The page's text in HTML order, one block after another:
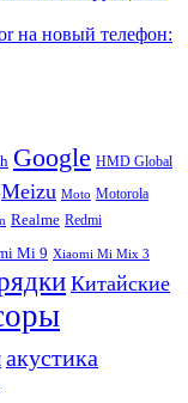
на новый телефон:
Google HMD Global
Meizu Moto Motorola
Realme Redmi
Mi 9 Xiaomi Mi Mix 3
Китайские
акустика